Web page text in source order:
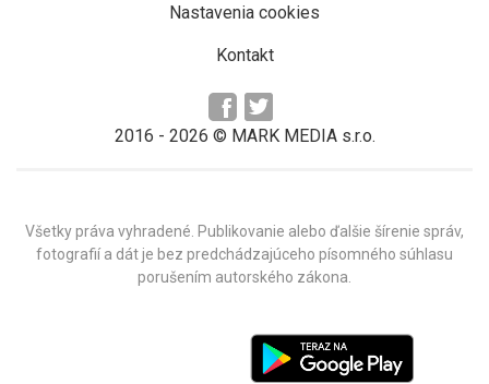
Nastavenia cookies
Kontakt
2016 - 2026 © MARK MEDIA s.r.o.
Všetky práva vyhradené. Publikovanie alebo ďalšie šírenie správ,
fotografií a dát je bez predchádzajúceho písomného súhlasu
porušením autorského zákona.